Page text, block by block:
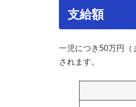
支給額
一児につき50万円（
されます。